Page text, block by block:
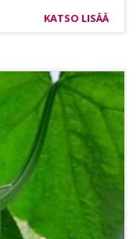
KATSO LISÄÄ